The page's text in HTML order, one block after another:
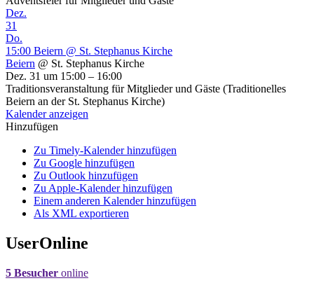
Dez.
31
Do.
15:00 Beiern @ St. Stephanus Kirche
Beiern @ St. Stephanus Kirche
Dez. 31 um 15:00 – 16:00
Traditionsveranstaltung für Mitglieder und Gäste (Traditionelles
Beiern an der St. Stephanus Kirche)
Kalender anzeigen
Hinzufügen
Zu Timely-Kalender hinzufügen
Zu Google hinzufügen
Zu Outlook hinzufügen
Zu Apple-Kalender hinzufügen
Einem anderen Kalender hinzufügen
Als XML exportieren
UserOnline
5 Besucher online